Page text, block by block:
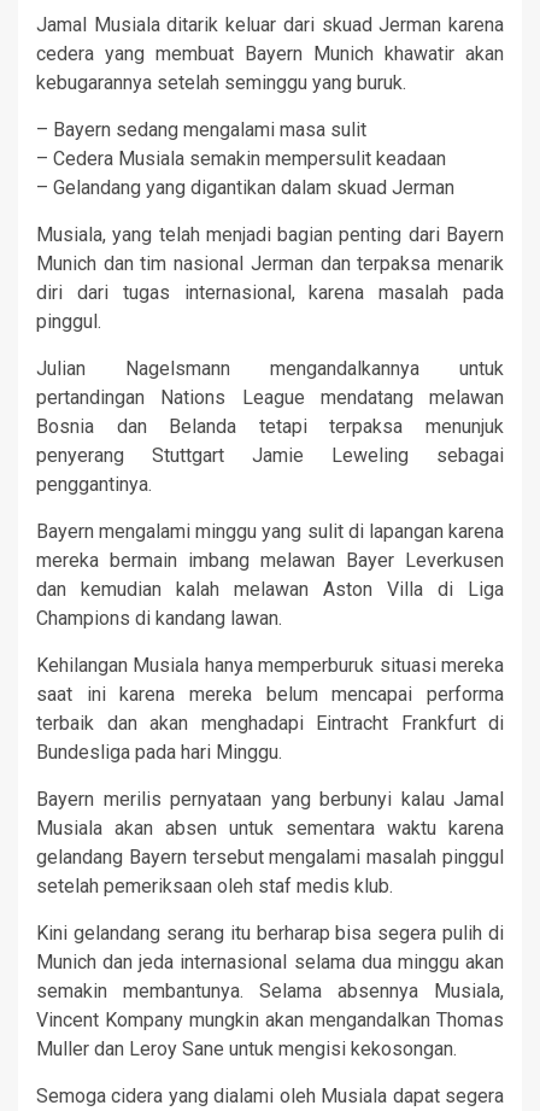
Jamal Musiala ditarik keluar dari skuad Jerman karena
cedera yang membuat Bayern Munich khawatir akan
kebugarannya setelah seminggu yang buruk.
– Bayern sedang mengalami masa sulit
– Cedera Musiala semakin mempersulit keadaan
– Gelandang yang digantikan dalam skuad Jerman
Musiala, yang telah menjadi bagian penting dari Bayern
Munich dan tim nasional Jerman dan terpaksa menarik
diri dari tugas internasional, karena masalah pada
pinggul.
Julian Nagelsmann mengandalkannya untuk
pertandingan Nations League mendatang melawan
Bosnia dan Belanda tetapi terpaksa menunjuk
penyerang Stuttgart Jamie Leweling sebagai
penggantinya.
Bayern mengalami minggu yang sulit di lapangan karena
mereka bermain imbang melawan Bayer Leverkusen
dan kemudian kalah melawan Aston Villa di Liga
Champions di kandang lawan.
Kehilangan Musiala hanya memperburuk situasi mereka
saat ini karena mereka belum mencapai performa
terbaik dan akan menghadapi Eintracht Frankfurt di
Bundesliga pada hari Minggu.
Bayern merilis pernyataan yang berbunyi kalau Jamal
Musiala akan absen untuk sementara waktu karena
gelandang Bayern tersebut mengalami masalah pinggul
setelah pemeriksaan oleh staf medis klub.
Kini gelandang serang itu berharap bisa segera pulih di
Munich dan jeda internasional selama dua minggu akan
semakin membantunya. Selama absennya Musiala,
Vincent Kompany mungkin akan mengandalkan Thomas
Muller dan Leroy Sane untuk mengisi kekosongan.
Semoga cidera yang dialami oleh Musiala dapat segera